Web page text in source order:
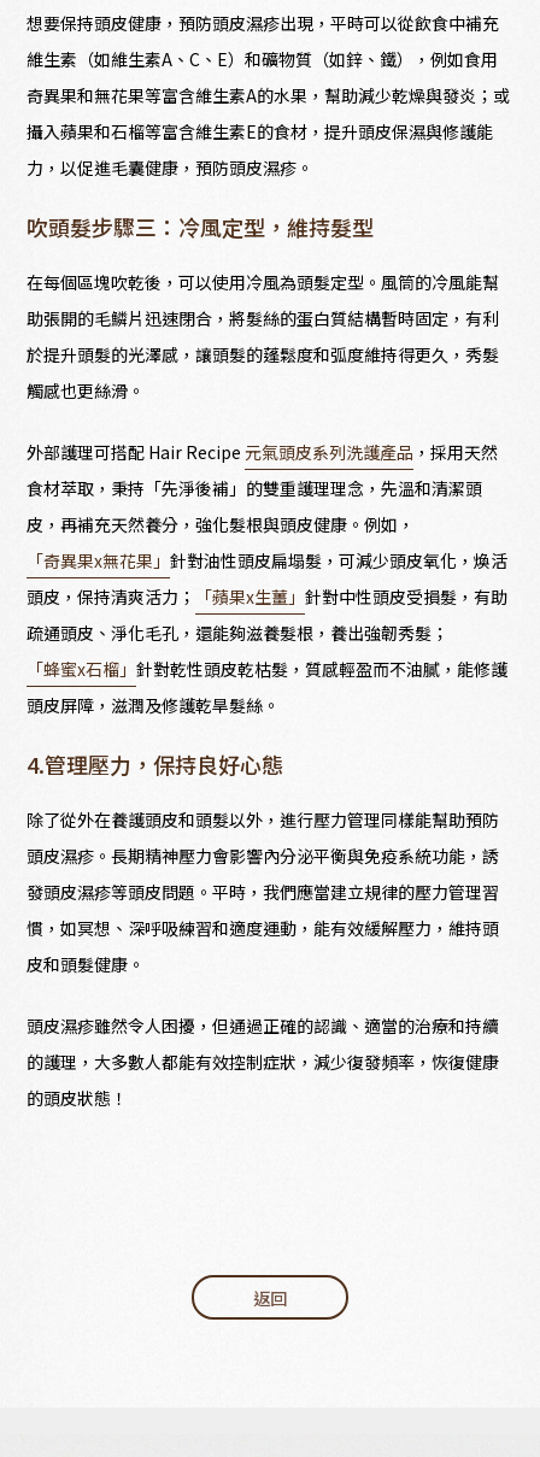
想要保持頭皮健康，預防頭皮濕疹出現，平時可以從飲食中補充
維生素（如維生素A、C、E）和礦物質（如鋅、鐵），例如食用
奇異果和無花果等富含維生素A的水果，幫助減少乾燥與發炎；或
攝入蘋果和石榴等富含維生素E的食材，提升頭皮保濕與修護能
力，以促進毛囊健康，預防頭皮濕疹。
吹頭髮步驟三：冷風定型，維持髮型
在每個區塊吹乾後，可以使用冷風為頭髮定型。風筒的冷風能幫
助張開的毛鱗片迅速閉合，將髮絲的蛋白質結構暫時固定，有利
於提升頭髮的光澤感，讓頭髮的蓬鬆度和弧度維持得更久，秀髮
觸感也更絲滑。
外部護理可搭配 Hair Recipe元氣頭皮系列洗護產品 ，採用天然
食材萃取，秉持「先淨後補」的雙重護理理念，先溫和清潔頭
皮，再補充天然養分，強化髮根與頭皮健康。例如，
「奇異果x無花果」針對油性頭皮扁塌髮，可減少頭皮氧化，煥活
頭皮，保持清爽活力；
「蘋果x生薑」針對中性頭皮受損髮，有助
疏通頭皮、淨化毛孔，還能夠滋養髮根，養出強韌秀髮；
「蜂蜜x石榴」針對乾性頭皮乾枯髮，質感輕盈而不油膩，能修護
頭皮屏障，滋潤及修護乾旱髮絲。
4.管理壓力，保持良好心態
除了從外在養護頭皮和頭髮以外，進行壓力管理同樣能幫助預防
頭皮濕疹。長期精神壓力會影響內分泌平衡與免疫系統功能，誘
發頭皮濕疹等頭皮問題。平時，我們應當建立規律的壓力管理習
慣，如冥想、深呼吸練習和適度運動，能有效緩解壓力，維持頭
皮和頭髮健康。
頭皮濕疹雖然令人困擾，但通過正確的認識、適當的治療和持續
的護理，大多數人都能有效控制症狀，減少復發頻率，恢復健康
的頭皮狀態！
返回